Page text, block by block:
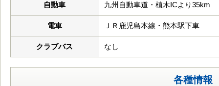
自動車 九州自動車道・植木ICより35km
電車 ＪＲ鹿児島本線・熊本駅下車
クラブバス なし
各種情報